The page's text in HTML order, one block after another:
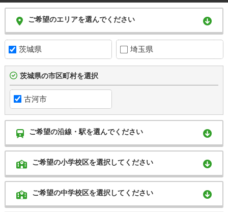
ご希望のエリアを選んでください
茨城県 埼玉県
茨城県の市区町村を選択
古河市
ご希望の沿線・駅を選んでください
ご希望の小学校区を選択してください
ご希望の中学校区を選択してください